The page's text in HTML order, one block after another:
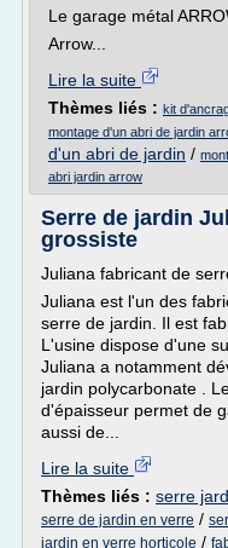
Le garage métal
Arrow...
Lire la suite
Thèmes liés : kit
montage d'un abri de jardin
d'un abri de jardin /
abri jardin arrow
Serre de jardin
grossiste
Juliana fabricant de
Juliana est l'un des
serre de jardin. Il est
L'usine dispose d'une
Juliana a notamment
jardin polycarbonate .
d'épaisseur permet de
aussi de...
Lire la suite
Thèmes liés : serre
serre de jardin en verre /
jardin en verre horticole /